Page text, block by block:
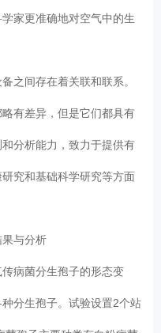
家更准确地对空气中的生
之间存在着关联和联系。
有差异，但是它们都具有
分析能力，致力于提供有
究和基础科学研究等方面
与分析
病菌分生孢子的形态变
分生孢子。试验设置2个站